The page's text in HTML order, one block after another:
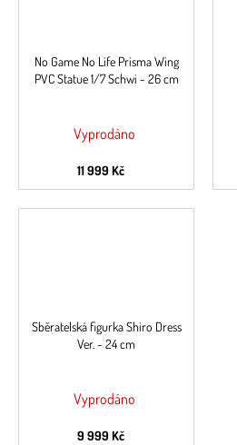
No Game No Life Prisma Wing
PVC Statue 1/7 Schwi - 26 cm
Vyprodáno
11 999 Kč
Sběratelská figurka Shiro Dress
Ver. - 24 cm
Vyprodáno
9 999 Kč